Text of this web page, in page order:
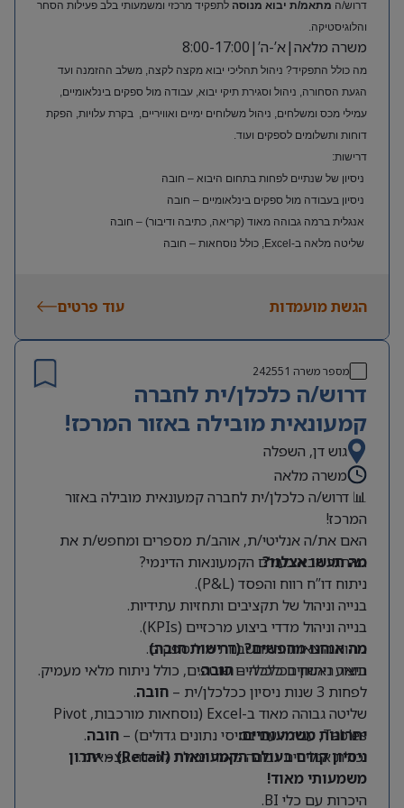
דרוש/ה מתאמ/ת יבוא מנוסה לתפקיד מרכזי ומשמעותי בלב פעילות הסחר
והלוגיסטיקה.
משרה מלאה|א’-ה’|8:00-17:00
מה כולל התפקיד? ניהול תהליכי יבוא מקצה לקצה, משלב ההזמנה ועד
הגעת הסחורה, ניהול וסגירת תיקי יבוא, עבודה מול ספקים בינלאומיים,
עמילי מכס ומשלחים, ניהול משלוחים ימיים ואוויריים, בקרת עלויות, הפקת
דוחות ותשלומים לספקים ועוד.
דרישות:
ניסיון של שנתיים לפחות בתחום היבוא – חובה
ניסיון בעבודה מול ספקים בינלאומיים – חובה
אנגלית ברמה גבוהה מאוד (קריאה, כתיבה ודיבור) – חובה
שליטה מלאה ב-Excel, כולל נוסחאות – חובה
הגשת מועמדות עוד פרטים
מספר משרה 242551
דרוש/ה כלכלן/ית לחברה
קמעונאית מובילה באזור המרכז!
גוש דן, השפלה
משרה מלאה
📊 דרוש/ה כלכלן/ית לחברה קמעונאית מובילה באזור
המרכז!
האם את/ה אנליטי/ת, אוהב/ת מספרים ומחפש/ת את
האתגר הבא בעולם הקמעונאות הדינמי?
מה תעשו אצלנו?
ניתוח דו”ח רווח והפסד (P&L).
בנייה וניהול של תקציבים ותחזיות עתידיות.
בנייה וניהול מדדי ביצוע מרכזיים (KPIs).
ניתוח הוצאות והתחשבנות מול ספקים.
ביצוע ניתוחים כלכליים שוטפים, כולל ניתוח מלאי מעמיק.
מה אנחנו מחפשים? (דרישות חובה)
תואר ראשון בכלכלה –חובה.
לפחות 3 שנות ניסיון ככלכלן/ית –
חובה.
שליטה גבוהה מאוד ב-Excel (נוסחאות מורכבות, Pivot
Tables, עבודה עם בסיסי נתונים גדולים) –
חובה.
יכולת אנליטית גבוהה מאוד ויכולת למידה עצמאית.
יתרונות משמעותיים:
ניסיון קודם בעולם הקמעונאות (Retail) – יתרון
משמעותי מאוד!
היכרות עם כלי BI.